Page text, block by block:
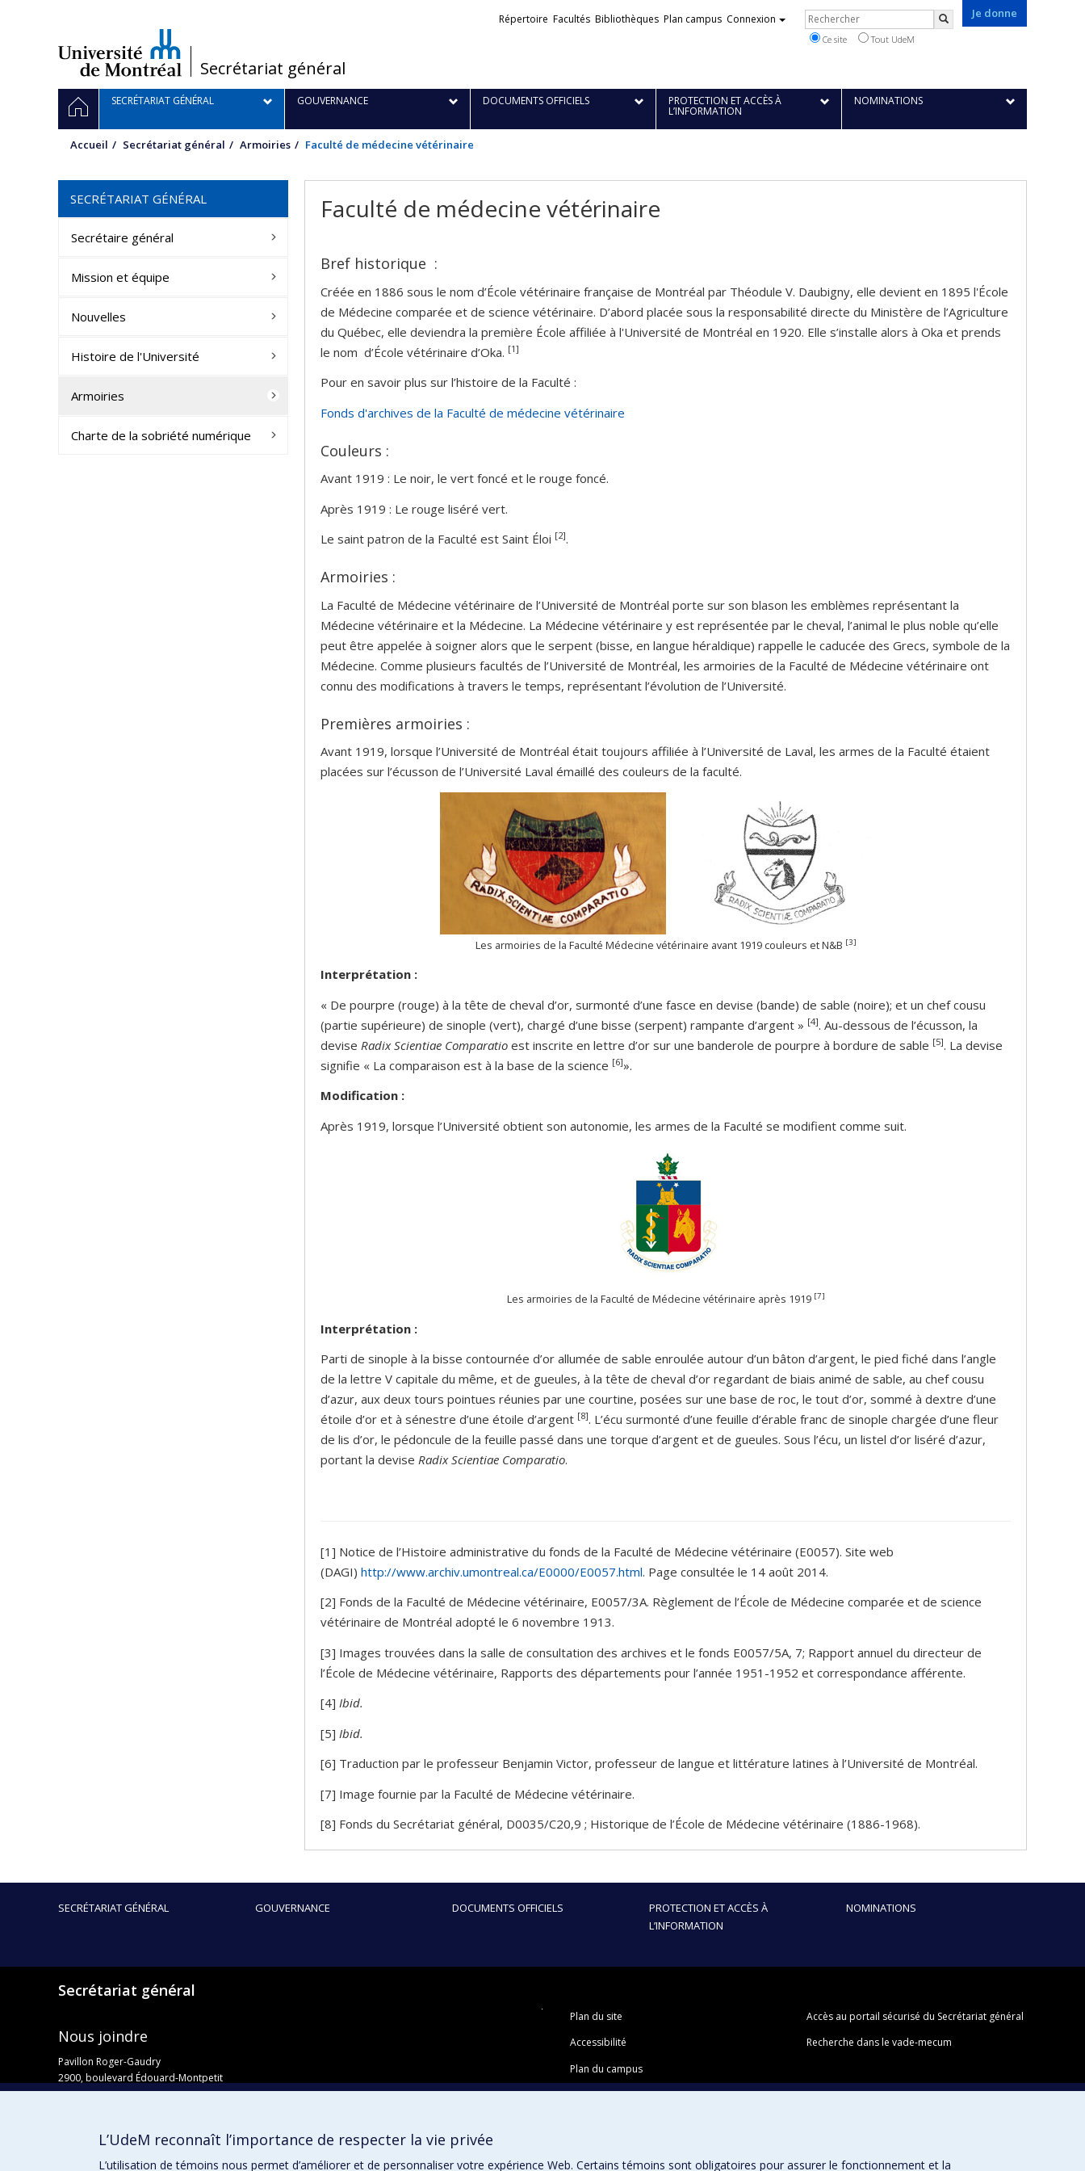
/
Secrétariat général
Je donne
Liens
Répertoire Facultés Bibliothèques Plan campus Connexion Rechercher
Ce site Tout UdeM
Navigation
principale
ACCUEILSECRÉTARIAT GÉNÉRAL GOUVERNANCE DOCUMENTS OFFICIELS PROTECTION ET ACCÈS À
L’INFORMATION
NOMINATIONS
Accueil Secrétariat général Armoiries Faculté de médecine vétérinaire
Faculté de médecine vétérinaire
Bref historique :
Créée en 1886 sous le nom d’École vétérinaire française de Montréal par Théodule V. Daubigny, elle devient en 1895 l'École
de Médecine comparée et de science vétérinaire. D’abord placée sous la responsabilité directe du Ministère de l’Agriculture
du Québec, elle deviendra la première École affiliée à l'Université de Montréal en 1920. Elle s’installe alors à Oka et prends
le nom d’École vétérinaire d’Oka. [1]
Pour en savoir plus sur l’histoire de la Faculté :
Fonds d'archives de la Faculté de médecine vétérinaire
Couleurs :
Avant 1919 : Le noir, le vert foncé et le rouge foncé.
Après 1919 : Le rouge liséré vert.
Le saint patron de la Faculté est Saint Éloi [2].
Armoiries :
La Faculté de Médecine vétérinaire de l’Université de Montréal porte sur son blason les emblèmes représentant la
Médecine vétérinaire et la Médecine. La Médecine vétérinaire y est représentée par le cheval, l’animal le plus noble qu’elle
peut être appelée à soigner alors que le serpent (bisse, en langue héraldique) rappelle le caducée des Grecs, symbole de la
Médecine. Comme plusieurs facultés de l’Université de Montréal, les armoiries de la Faculté de Médecine vétérinaire ont
connu des modifications à travers le temps, représentant l’évolution de l’Université.
Premières armoiries :
Avant 1919, lorsque l’Université de Montréal était toujours affiliée à l’Université de Laval, les armes de la Faculté étaient
placées sur l’écusson de l’Université Laval émaillé des couleurs de la faculté.
Les armoiries de la Faculté Médecine vétérinaire avant 1919 couleurs et N&B [3]
Interprétation :
« De pourpre (rouge) à la tête de cheval d’or, surmonté d’une fasce en devise (bande) de sable (noire); et un chef cousu
(partie supérieure) de sinople (vert), chargé d’une bisse (serpent) rampante d’argent » [4]. Au-dessous de l’écusson, la
devise Radix Scientiae Comparatio est inscrite en lettre d’or sur une banderole de pourpre à bordure de sable [5]. La devise
signifie « La comparaison est à la base de la science [6]».
Modification :
Après 1919, lorsque l’Université obtient son autonomie, les armes de la Faculté se modifient comme suit.
Les armoiries de la Faculté de Médecine vétérinaire après 1919 [7]
Interprétation :
Parti de sinople à la bisse contournée d’or allumée de sable enroulée autour d’un bâton d’argent, le pied fiché dans l’angle
de la lettre V capitale du même, et de gueules, à la tête de cheval d’or regardant de biais animé de sable, au chef cousu
d’azur, aux deux tours pointues réunies par une courtine, posées sur une base de roc, le tout d’or, sommé à dextre d’une
étoile d’or et à sénestre d’une étoile d’argent [8]. L’écu surmonté d’une feuille d’érable franc de sinople chargée d’une fleur
de lis d’or, le pédoncule de la feuille passé dans une torque d’argent et de gueules. Sous l’écu, un listel d’or liséré d’azur,
portant la devise Radix Scientiae Comparatio.
[1] Notice de l’Histoire administrative du fonds de la Faculté de Médecine vétérinaire (E0057). Site web
(DAGI) http://www.archiv.umontreal.ca/E0000/E0057.html. Page consultée le 14 août 2014.
[2] Fonds de la Faculté de Médecine vétérinaire, E0057/3A. Règlement de l’École de Médecine comparée et de science
vétérinaire de Montréal adopté le 6 novembre 1913.
[3] Images trouvées dans la salle de consultation des archives et le fonds E0057/5A, 7; Rapport annuel du directeur de
l’École de Médecine vétérinaire, Rapports des départements pour l’année 1951-1952 et correspondance afférente.
[4] Ibid.
[5] Ibid.
[6] Traduction par le professeur Benjamin Victor, professeur de langue et littérature latines à l’Université de Montréal.
[7] Image fournie par la Faculté de Médecine vétérinaire.
[8] Fonds du Secrétariat général, D0035/C20,9 ; Historique de l’École de Médecine vétérinaire (1886-1968).
SECRÉTARIAT GÉNÉRAL
Secrétaire général
Mission et équipe
Nouvelles
Histoire de l'Université
Armoiries
Charte de la sobriété numérique
SECRÉTARIAT GÉNÉRAL GOUVERNANCE DOCUMENTS OFFICIELS
PROTECTION ET ACCÈS À
L’INFORMATION
NOMINATIONS
Secrétariat général
Nous joindre
Pavillon Roger-Gaudry
2900, boulevard Édouard-Montpetit
Bureau Y-100-1
Admission
Plan du site
Accessibilité
Plan du campus
Accès au portail sécurisé du Secrétariat général
Recherche dans le vade-mecum
L’UdeM reconnaît l’importance de respecter la vie privée
L’utilisation de témoins nous permet d’améliorer et de personnaliser votre expérience Web. Certains témoins sont obligatoires pour assurer le fonctionnement et la